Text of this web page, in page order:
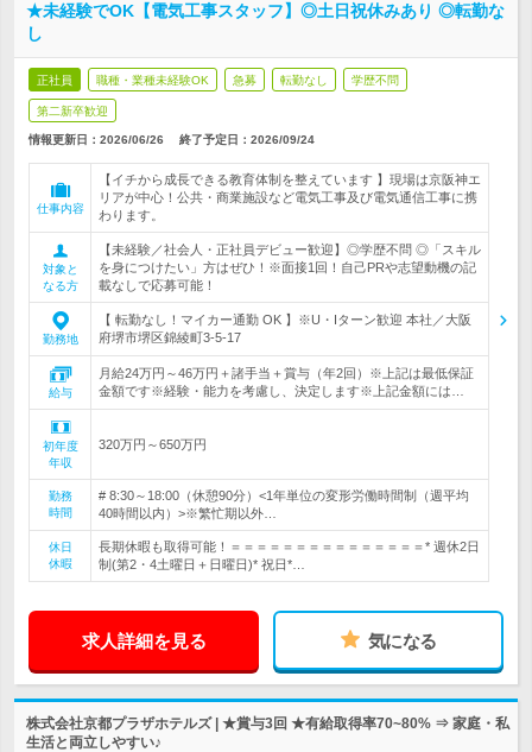
★未経験でOK【電気工事スタッフ】◎土日祝休みあり ◎転勤な
し
正社員 職種・業種未経験OK 急募 転勤なし 学歴不問
第二新卒歓迎
情報更新日：2026/06/26 終了予定日： 2026/09/24
仕事内容
【イチから成長できる教育体制を整えています 】現場は京阪神エ
リアが中心！公共・商業施設など電気工事及び電気通信工事に携
わります。
対象と
なる方
【未経験／社会人・正社員デビュー歓迎】◎学歴不問 ◎「スキル
を身につけたい」方はぜひ！※面接1回！自己PRや志望動機の記
載なしで応募可能！
勤務地
【 転勤なし！マイカー通勤 OK 】※U・Iターン歓迎 本社／大阪
府堺市堺区錦綾町3-5-17
給与
月給24万円～46万円＋諸手当＋賞与（年2回）※上記は最低保証
金額です※経験・能力を考慮し、決定します※上記金額には…
初年度
年収
320万円～650万円
勤務
時間
# 8:30～18:00（休憩90分）<1年単位の変形労働時間制（週平均
40時間以内）>※繁忙期以外…
休日
休暇
長期休暇も取得可能！＝＝＝＝＝＝＝＝＝＝＝＝＝＝＝* 週休2日
制(第2・4土曜日＋日曜日)* 祝日*…
求人詳細を見る 気になる
株式会社京都プラザホテルズ | ★賞与3回 ★有給取得率70~80% ⇒ 家庭・私
生活と両立しやすい♪